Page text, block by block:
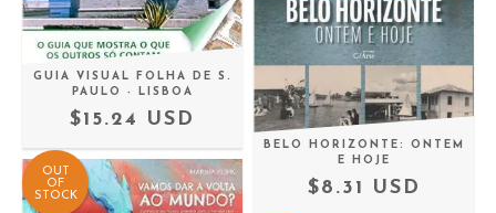
GUIA VISUAL FOLHA DE S.
PAULO - LISBOA
$15.24 USD
BELO HORIZONTE: ONTEM
E HOJE
$8.31 USD
OUT
OF
STOCK